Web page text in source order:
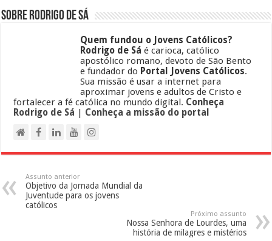
Sobre Rodrigo de Sá
Quem fundou o Jovens Católicos?
Rodrigo de Sá é carioca, católico
apostólico romano, devoto de São Bento
e fundador do Portal Jovens Católicos.
Sua missão é usar a internet para
aproximar jovens e adultos de Cristo e
fortalecer a fé católica no mundo digital. Conheça
Rodrigo de Sá | Conheça a missão do portal
Assunto anterior
Objetivo da Jornada Mundial da
Juventude para os jovens
católicos
Próximo assunto
Nossa Senhora de Lourdes, uma
história de milagres e mistérios